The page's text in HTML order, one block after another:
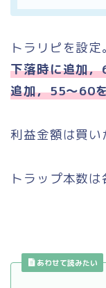
トラリピを設定
下落時に追加
追加，55〜60
利益金額は買
トラップ本数は
あわせて読みたい